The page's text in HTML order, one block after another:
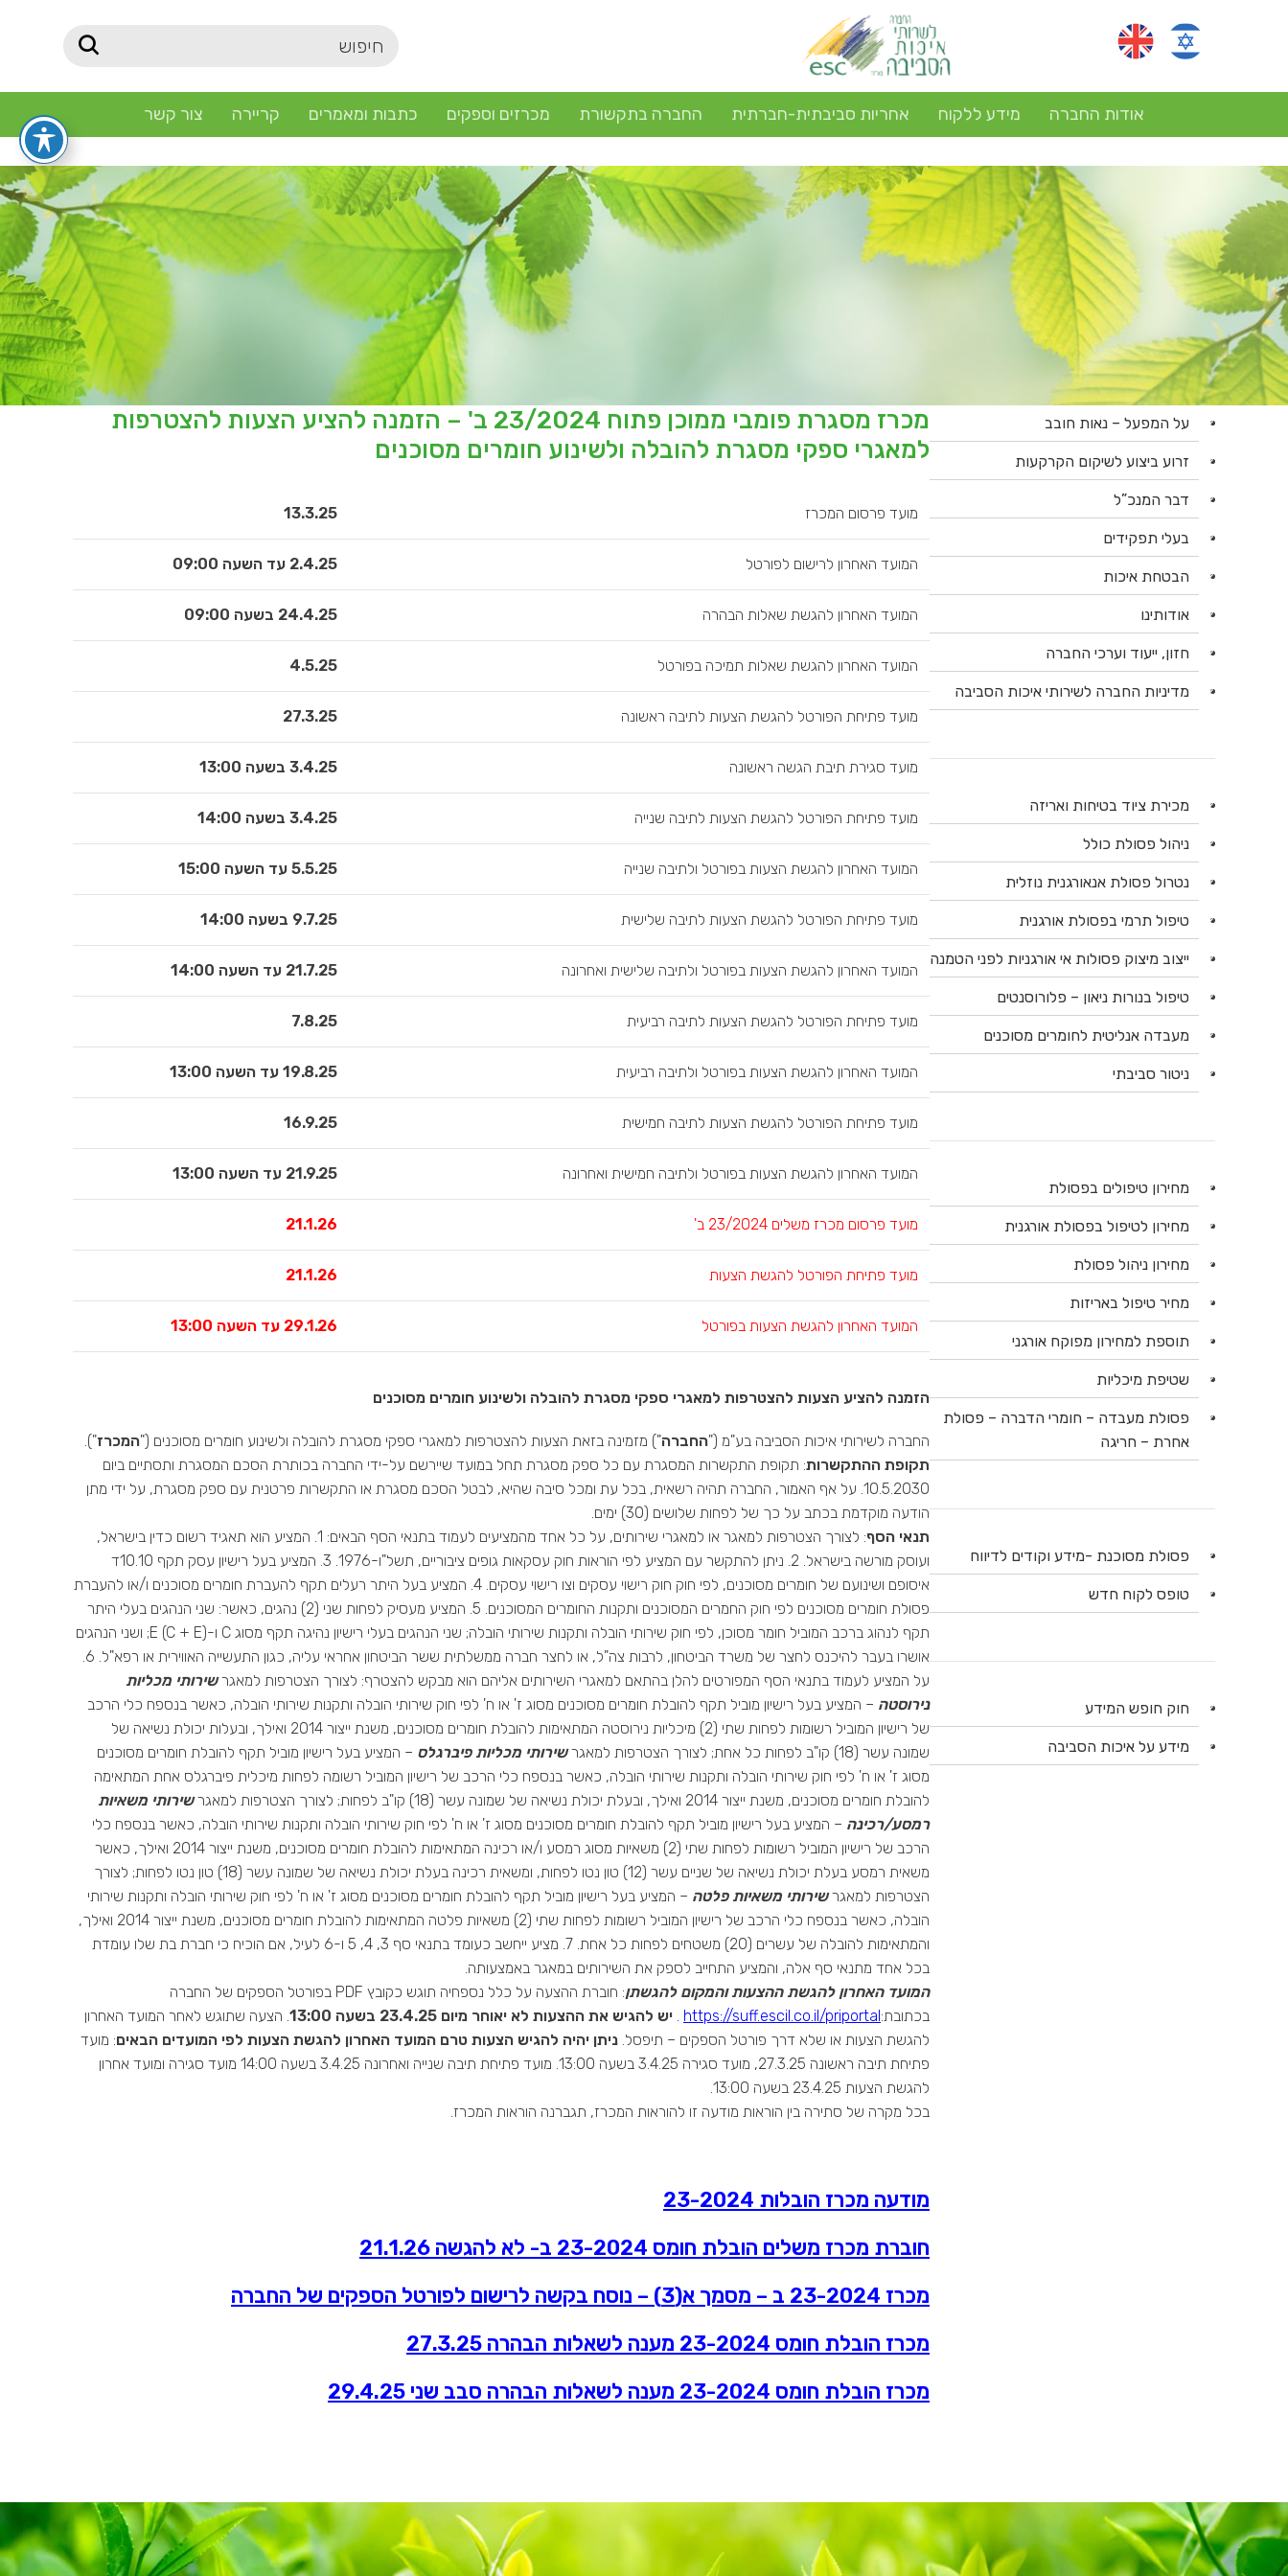
אודות החברה מידע ללקוח אחריות סביבתית-חברתית החברה בתקשורת מכרזים וספקים כתבות ומאמרים קריירה צור קשר
מכרז מסגרת פומבי ממוכן פתוח 23/2024 ב' – הזמנה להציע הצעות להצטרפות
למאגרי ספקי מסגרת להובלה ולשינוע חומרים מסוכנים
מועד פרסום המכרז 13.3.25
המועד האחרון לרישום לפורטל 2.4.25 עד השעה 09:00
המועד האחרון להגשת שאלות הבהרה 24.4.25 בשעה 09:00
המועד האחרון להגשת שאלות תמיכה בפורטל 4.5.25
מועד פתיחת הפורטל להגשת הצעות לתיבה ראשונה 27.3.25
מועד סגירת תיבת הגשה ראשונה 3.4.25 בשעה 13:00
מועד פתיחת הפורטל להגשת הצעות לתיבה שנייה 3.4.25 בשעה 14:00
המועד האחרון להגשת הצעות בפורטל ולתיבה שנייה 5.5.25 עד השעה 15:00
מועד פתיחת הפורטל להגשת הצעות לתיבה שלישית 9.7.25 בשעה 14:00
המועד האחרון להגשת הצעות בפורטל ולתיבה שלישית ואחרונה 21.7.25 עד השעה 14:00
מועד פתיחת הפורטל להגשת הצעות לתיבה רביעית 7.8.25
המועד האחרון להגשת הצעות בפורטל ולתיבה רביעית 19.8.25 עד השעה 13:00
מועד פתיחת הפורטל להגשת הצעות לתיבה חמישית 16.9.25
המועד האחרון להגשת הצעות בפורטל ולתיבה חמישית ואחרונה 21.9.25 עד השעה 13:00
מועד פרסום מכרז משלים 23/2024 ב' 21.1.26
מועד פתיחת הפורטל להגשת הצעות 21.1.26
המועד האחרון להגשת הצעות בפורטל 29.1.26 עד השעה 13:00
הזמנה להציע הצעות להצטרפות למאגרי ספקי מסגרת להובלה ולשינוע חומרים מסוכנים
החברה לשירותי איכות הסביבה בע"מ ("החברה") מזמינה בזאת הצעות להצטרפות למאגרי ספקי מסגרת להובלה ולשינוע חומרים מסוכנים ("המכרז").
תקופת ההתקשרות: תקופת התקשרות המסגרת עם כל ספק מסגרת תחל במועד שיירשם על-ידי החברה בכותרת הסכם המסגרת ותסתיים ביום
10.5.2030. על אף האמור, החברה תהיה רשאית, בכל עת ומכל סיבה שהיא, לבטל הסכם מסגרת או התקשרות פרטנית עם ספק מסגרת, על ידי מתן
הודעה מוקדמת בכתב על כך של לפחות שלושים (30) ימים.
תנאי הסף
: לצורך הצטרפות למאגר או למאגרי שירותים, על כל אחד מהמציעים לעמוד בתנאי הסף הבאים: 1. המציע הוא תאגיד רשום כדין בישראל,
ועוסק מורשה בישראל. 2. ניתן להתקשר עם המציע לפי הוראות חוק עסקאות גופים ציבוריים, תשל"ו-1976. 3. המציע בעל רישיון עסק תקף 10.10ד
איסופם ושינועם של חומרים מסוכנים, לפי חוק חוק רישוי עסקים וצו רישוי עסקים. 4. המציע בעל היתר רעלים תקף להעברת חומרים מסוכנים ו/או להעברת
פסולת חומרים מסוכנים לפי חוק החמרים המסוכנים ותקנות החומרים המסוכנים. 5. המציע מעסיק לפחות שני (2) נהגים, כאשר: שני הנהגים בעלי היתר
תקף לנהוג ברכב המוביל חומר מסוכן, לפי חוק שירותי הובלה ותקנות שירותי הובלה; שני הנהגים בעלי רישיון נהיגה תקף מסוג C ו-E (C + E); ושני הנהגים
אושרו בעבר להיכנס לחצר של משרד הביטחון, לרבות צה"ל, או לחצר חברה ממשלתית ששר הביטחון אחראי עליה, כגון התעשייה האווירית או רפא"ל. 6.
על המציע לעמוד בתנאי הסף המפורטים להלן בהתאם למאגרי השירותים אליהם הוא מבקש להצטרף: לצורך הצטרפות למאגרשירותי מכליות
נירוסטה – המציע בעל רישיון מוביל תקף להובלת חומרים מסוכנים מסוג ז' או ח' לפי חוק שירותי הובלה ותקנות שירותי הובלה, כאשר בנספח כלי הרכב
של רישיון המוביל רשומות לפחות שתי (2) מיכליות נירוסטה המתאימות להובלת חומרים מסוכנים, משנת ייצור 2014 ואילך, ובעלות יכולת נשיאה של
שמונה עשר (18) קו"ב לפחות כל אחת; לצורך הצטרפות למאגר
שירותי מכליות פיברגלס – המציע בעל רישיון מוביל תקף להובלת חומרים מסוכנים
מסוג ז' או ח' לפי חוק שירותי הובלה ותקנות שירותי הובלה, כאשר בנספח כלי הרכב של רישיון המוביל רשומה לפחות מיכלית פיברגלס אחת המתאימה
להובלת חומרים מסוכנים, משנת ייצור 2014 ואילך, ובעלת יכולת נשיאה של שמונה עשר (18) קו"ב לפחות; לצורך הצטרפות למאגר
שירותי משאיות
רמסע/רכינה – המציע בעל רישיון מוביל תקף להובלת חומרים מסוכנים מסוג ז' או ח' לפי חוק שירותי הובלה ותקנות שירותי הובלה, כאשר בנספח כלי
הרכב של רישיון המוביל רשומות לפחות שתי (2) משאיות מסוג רמסע ו/או רכינה המתאימות להובלת חומרים מסוכנים, משנת ייצור 2014 ואילך, כאשר
משאית רמסע בעלת יכולת נשיאה של שניים עשר (12) טון נטו לפחות, ומשאית רכינה בעלת יכולת נשיאה של שמונה עשר (18) טון נטו לפחות; לצורך
הצטרפות למאגרשירותי משאיות פלטה – המציע בעל רישיון מוביל תקף להובלת חומרים מסוכנים מסוג ז' או ח' לפי חוק שירותי הובלה ותקנות שירותי
הובלה, כאשר בנספח כלי הרכב של רישיון המוביל רשומות לפחות שתי (2) משאיות פלטה המתאימות להובלת חומרים מסוכנים, משנת ייצור 2014 ואילך,
והמתאימות להובלה של עשרים (20) משטחים לפחות כל אחת. 7. מציע ייחשב כעומד בתנאי סף 3, 4, 5 ו-6 לעיל, אם הוכיח כי חברת בת שלו עומדת
בכל אחד מתנאי סף אלה, והמציע התחייב לספק את השירותים במאגר באמצעותה.
המועד האחרון להגשת ההצעות והמקום להגשתן
: חוברת ההצעה על כלל נספחיה תוגש כקובץ PDF בפורטל הספקים של החברה
בכתובת:https://suff.escil.co.il/priportal
. יש להגיש את ההצעות לא יאוחר מיום 23.4.25 בשעה 13:00
. הצעה שתוגש לאחר המועד האחרון
להגשת הצעות או שלא דרך פורטל הספקים – תיפסל. ניתן יהיה להגיש הצעות טרם המועד האחרון להגשת הצעות לפי המועדים הבאים: מועד
פתיחת תיבה ראשונה 27.3.25, מועד סגירה 3.4.25 בשעה 13:00. מועד פתיחת תיבה שנייה ואחרונה 3.4.25 בשעה 14:00 מועד סגירה ומועד אחרון
להגשת הצעות 23.4.25 בשעה 13:00.
בכל מקרה של סתירה בין הוראות מודעה זו להוראות המכרז, תגברנה הוראות המכרז.
מודעה מכרז הובלות 23-2024
חוברת מכרז משלים הובלת חומס 23-2024 ב- לא להגשה 21.1.26
מכרז 23-2024 ב – מסמך א(3) – נוסח בקשה לרישום לפורטל הספקים של החברה
מכרז הובלת חומס 23-2024 מענה לשאלות הבהרה 27.3.25
מכרז הובלת חומס 23-2024 מענה לשאלות הבהרה סבב שני 29.4.25
על המפעל – נאות חובב
זרוע ביצוע לשיקום הקרקעות
דבר המנכ”ל
בעלי תפקידים
הבטחת איכות
אודותינו
חזון, ייעוד וערכי החברה
מדיניות החברה לשירותי איכות הסביבה
מכירת ציוד בטיחות ואריזה
ניהול פסולת כולל
נטרול פסולת אנאורגנית נוזלית
טיפול תרמי בפסולת אורגנית
ייצוב מיצוק פסולות אי אורגניות לפני הטמנה
טיפול בנורות ניאון – פלורוסנטים
מעבדה אנליטית לחומרים מסוכנים
ניטור סביבתי
מחירון טיפולים בפסולת
מחירון לטיפול בפסולת אורגנית
מחירון ניהול פסולת
מחיר טיפול באריזות
תוספת למחירון מפוקח אורגני
שטיפת מיכליות
פסולת מעבדה – חומרי הדברה – פסולת
אחרת – חריגה
פסולת מסוכנת -מידע וקודים לדיווח
טופס לקוח חדש
חוק חופש המידע
מידע על איכות הסביבה